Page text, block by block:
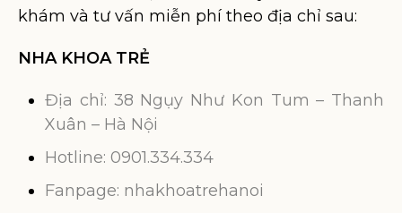
khám và tư vấn miễn phí theo địa chỉ sau:
NHA KHOA TRẺ
Địa chỉ: 38 Ngụy Như Kon Tum – Thanh
Xuân – Hà Nội
Hotline: 0901.334.334
Fanpage: nhakhoatrehanoi